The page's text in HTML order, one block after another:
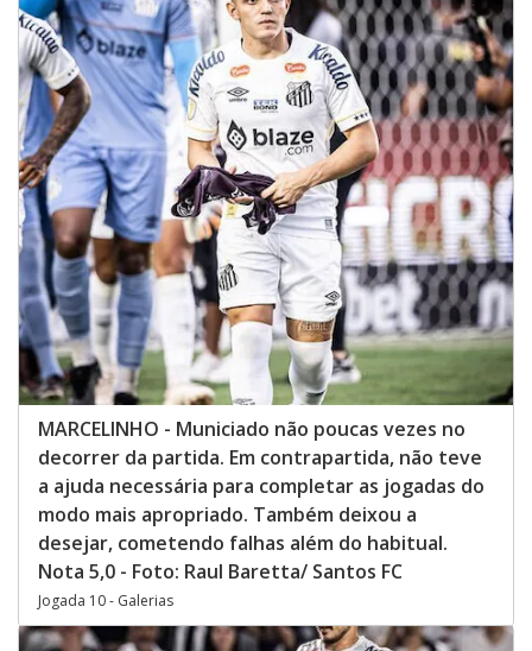
MARCELINHO - Municiado não poucas vezes no
decorrer da partida. Em contrapartida, não teve
a ajuda necessária para completar as jogadas do
modo mais apropriado. Também deixou a
desejar, cometendo falhas além do habitual.
Nota 5,0 - Foto: Raul Baretta/ Santos FC
Jogada 10 - Galerias